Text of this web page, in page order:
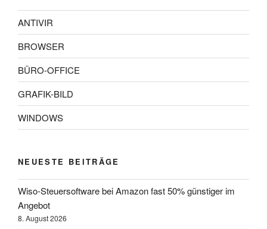
ANTIVIR
BROWSER
BÜRO-OFFICE
GRAFIK-BILD
WINDOWS
NEUESTE BEITRÄGE
Wiso-Steuersoftware bei Amazon fast 50% günstiger im
Angebot
8. August 2026